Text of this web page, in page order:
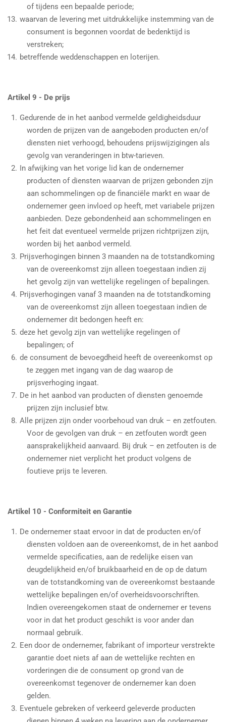
of tijdens een bepaalde periode;
waarvan de levering met uitdrukkelijke instemming van de
consument is begonnen voordat de bedenktijd is
verstreken;
betreffende weddenschappen en loterijen.
Artikel 9 - De prijs
Gedurende de in het aanbod vermelde geldigheidsduur
worden de prijzen van de aangeboden producten en/of
diensten niet verhoogd, behoudens prijswijzigingen als
gevolg van veranderingen in btw-tarieven.
In afwijking van het vorige lid kan de ondernemer
producten of diensten waarvan de prijzen gebonden zijn
aan schommelingen op de financiële markt en waar de
ondernemer geen invloed op heeft, met variabele prijzen
aanbieden. Deze gebondenheid aan schommelingen en
het feit dat eventueel vermelde prijzen richtprijzen zijn,
worden bij het aanbod vermeld.
Prijsverhogingen binnen 3 maanden na de totstandkoming
van de overeenkomst zijn alleen toegestaan indien zij
het gevolg zijn van wettelijke regelingen of bepalingen.
Prijsverhogingen vanaf 3 maanden na de totstandkoming
van de overeenkomst zijn alleen toegestaan indien de
ondernemer dit bedongen heeft en:
deze het gevolg zijn van wettelijke regelingen of
bepalingen; of
de consument de bevoegdheid heeft de overeenkomst op
te zeggen met ingang van de dag waarop de
prijsverhoging ingaat.
De in het aanbod van producten of diensten genoemde
prijzen zijn inclusief btw.
Alle prijzen zijn onder voorbehoud van druk – en zetfouten.
Voor de gevolgen van druk – en zetfouten wordt geen
aansprakelijkheid aanvaard. Bij druk – en zetfouten is de
ondernemer niet verplicht het product volgens de
foutieve prijs te leveren.
Artikel 10 - Conformiteit en Garantie
De ondernemer staat ervoor in dat de producten en/of
diensten voldoen aan de overeenkomst, de in het aanbod
vermelde specificaties, aan de redelijke eisen van
deugdelijkheid en/of bruikbaarheid en de op de datum
van de totstandkoming van de overeenkomst bestaande
wettelijke bepalingen en/of overheidsvoorschriften.
Indien overeengekomen staat de ondernemer er tevens
voor in dat het product geschikt is voor ander dan
normaal gebruik.
Een door de ondernemer, fabrikant of importeur verstrekte
garantie doet niets af aan de wettelijke rechten en
vorderingen die de consument op grond van de
overeenkomst tegenover de ondernemer kan doen
gelden.
Eventuele gebreken of verkeerd geleverde producten